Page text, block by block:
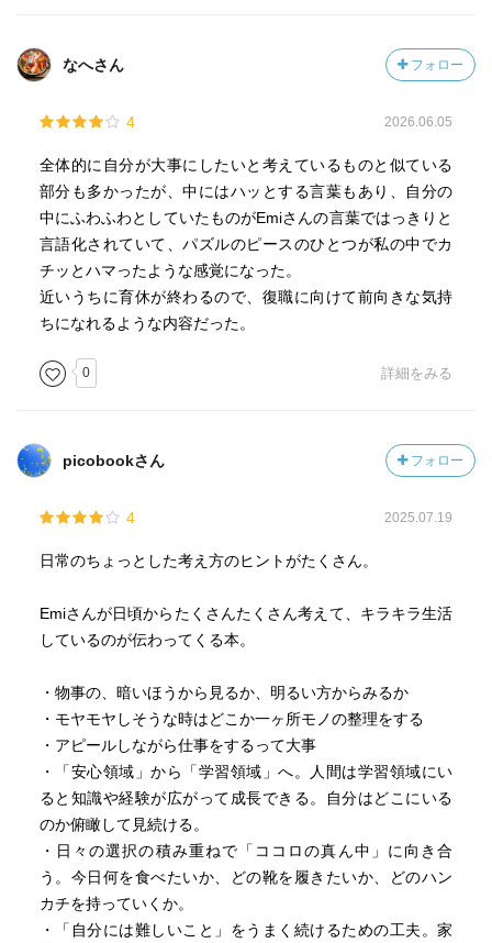
なへさん フォロー
4 2026.06.05
全体的に自分が大事にしたいと考えているものと似ている
部分も多かったが、中にはハッとする言葉もあり、自分の
中にふわふわとしていたものがEmiさんの言葉ではっきりと
言語化されていて、パズルのピースのひとつが私の中でカ
チッとハマったような感覚になった。
近いうちに育休が終わるので、復職に向けて前向きな気持
ちになれるような内容だった。
0 詳細をみる
picobookさん フォロー
4 2025.07.19
日常のちょっとした考え方のヒントがたくさん。
Emiさんが日頃からたくさんたくさん考えて、キラキラ生活
しているのが伝わってくる本。
・物事の、暗いほうから見るか、明るい方からみるか
・モヤモヤしそうな時はどこか一ヶ所モノの整理をする
・アピールしながら仕事をするって大事
・「安心領域」から「学習領域」へ。人間は学習領域にい
ると知識や経験が広がって成長できる。自分はどこにいる
のか俯瞰して見続ける。
・日々の選択の積み重ねで「ココロの真ん中」に向き合
う。今日何を食べたいか、どの靴を履きたいか、どのハン
カチを持っていくか。
・「自分には難しいこと」をうまく続けるための工夫。家